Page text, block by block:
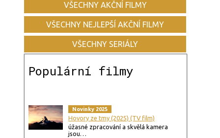
VŠECHNY AKČNÍ FILMY
VŠECHNY NEJLEPŠÍ AKČNÍ FILMY
VŠECHNY SERIÁLY
Populární filmy
Novinky 2025
Hovory ze tmy (2025) (TV film)
úžasné zpracování a skvělá kamera
jsou…